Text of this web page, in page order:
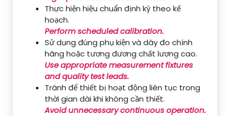
Thực hiện hiệu chuẩn định kỳ theo kế
hoạch.
Perform scheduled calibration.
Sử dụng đúng phụ kiện và dây đo chính
hãng hoặc tương đương chất lượng cao.
Use appropriate measurement fixtures
and quality test leads.
Tránh để thiết bị hoạt động liên tục trong
thời gian dài khi không cần thiết.
Avoid unnecessary continuous operation.